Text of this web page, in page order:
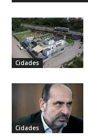
Cidades
Cidades